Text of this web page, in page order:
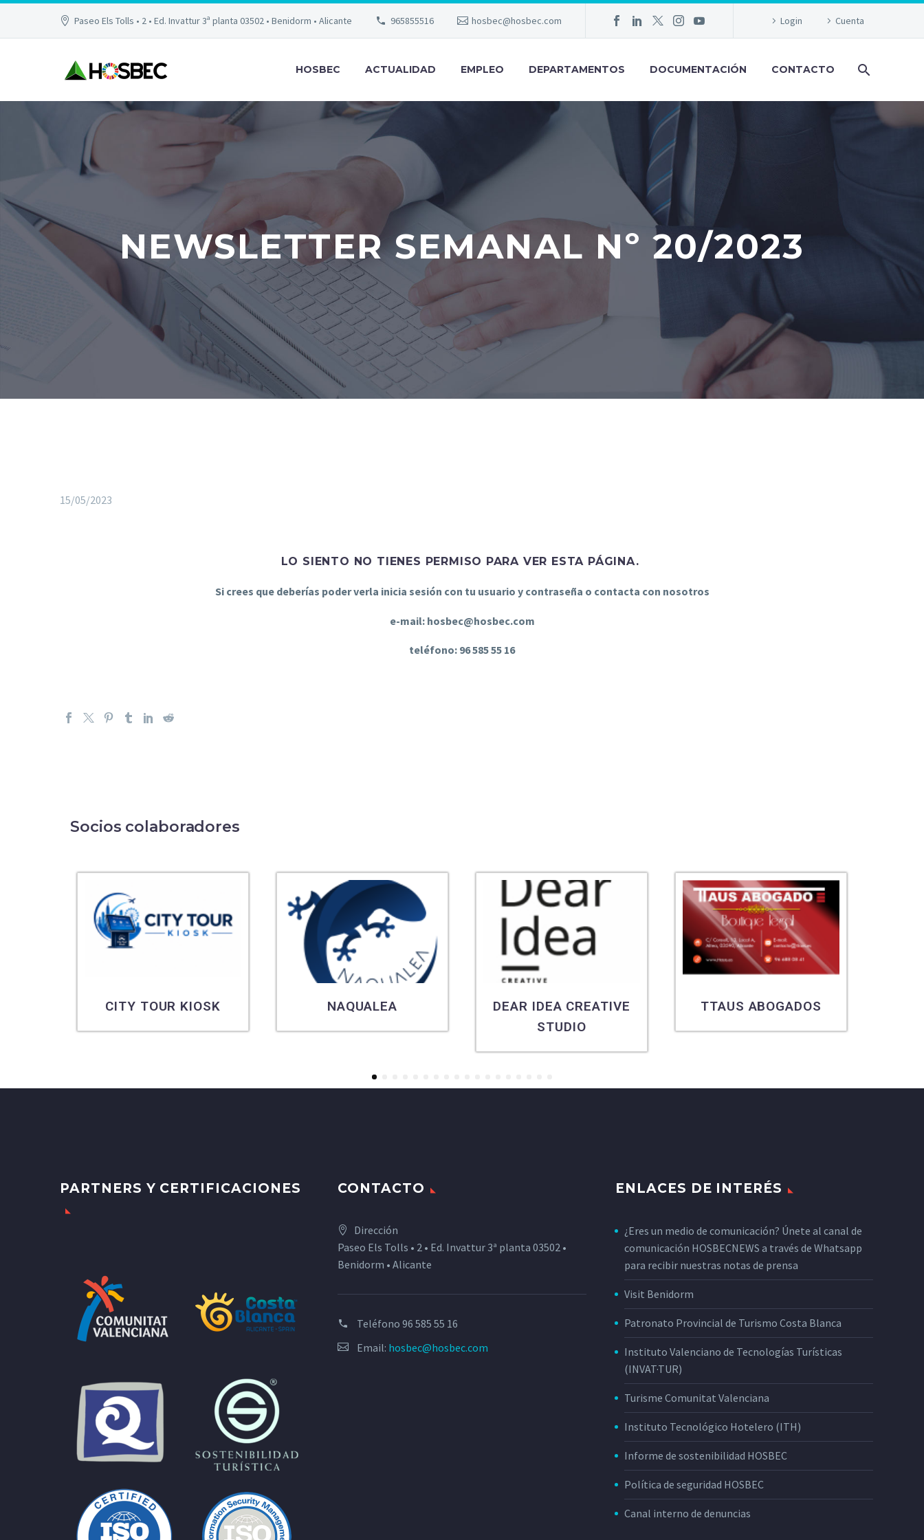
Paseo Els Tolls • 2 • Ed. Invattur 3ª planta 03502 • Benidorm • Alicante 965855516 hosbec@hosbec.com Login Cuenta
HOSBEC ACTUALIDAD EMPLEO DEPARTAMENTOS DOCUMENTACIÓN CONTACTO
NEWSLETTER SEMANAL Nº 20/2023
15/05/2023
LO SIENTO NO TIENES PERMISO PARA VER ESTA PÁGINA.
Si crees que deberías poder verla inicia sesión con tu usuario y contraseña o contacta con nosotros
e-mail: hosbec@hosbec.com
teléfono: 96 585 55 16
Socios colaboradores
CITY TOUR KIOSK NAQUALEA
DEAR IDEA CREATIVE
STUDIO
TTAUS ABOGADOS
4
PARTNERS Y CERTIFICACIONES CONTACTO
Dirección
Paseo Els Tolls • 2 • Ed. Invattur 3ª planta 03502 •
Benidorm • Alicante
Teléfono 96 585 55 16
Email: hosbec@hosbec.com
ENLACES DE INTERÉS
¿Eres un medio de comunicación? Únete al canal de
comunicación HOSBECNEWS a través de Whatsapp
para recibir nuestras notas de prensa
Visit Benidorm
Patronato Provincial de Turismo Costa Blanca
Instituto Valenciano de Tecnologías Turísticas
(INVAT·TUR)
Turisme Comunitat Valenciana
Instituto Tecnológico Hotelero (ITH)
Informe de sostenibilidad HOSBEC
Política de seguridad HOSBEC
Canal interno de denuncias